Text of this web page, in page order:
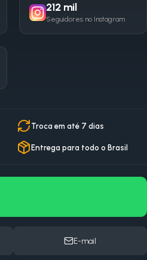
212 mil
Seguidores no Instagram
Troca em até 7 dias
Entrega para todo o Brasil
E-mail